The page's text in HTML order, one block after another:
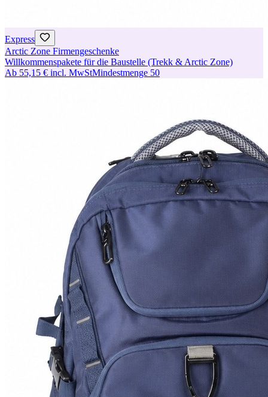
Express
Arctic Zone Firmengeschenke
Willkommenspakete für die Baustelle (Trekk & Arctic Zone)
Ab 55,15 € incl. MwStMindestmenge 50